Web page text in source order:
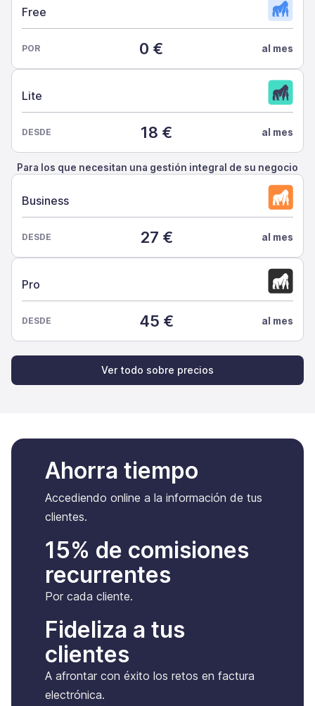
Free
POR 0 € al mes
Lite
DESDE 18 € al mes
Business
DESDE 27 € al mes
Pro
DESDE 45 € al mes
Para los que necesitan una gestión integral de su negocio
Ver todo sobre precios
Ahorra tiempo
Accediendo online a la información de tus
clientes.
15% de comisiones
recurrentes
Por cada cliente.
Fideliza a tus
clientes
A afrontar con éxito los retos en factura
electrónica.